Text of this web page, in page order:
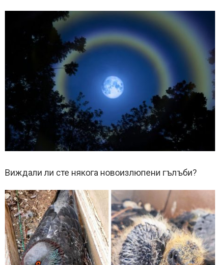
Виждали ли сте някога новоизлюпени гълъби?